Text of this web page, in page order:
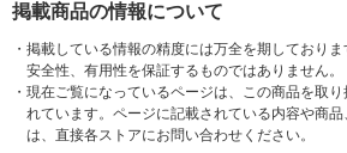
掲載商品の情報について
・ 掲載している情報の精度には万全を期しておりま
安全性、有用性を保証するものではありません。
・ 現在ご覧になっているページは、この商品を取
れています。ページに記載されている内容や商
は、直接各ストアにお問い合わせください。